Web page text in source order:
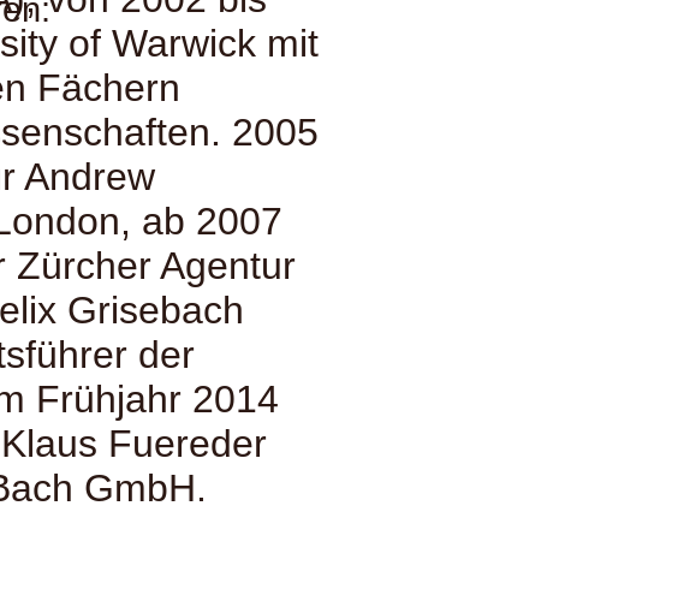
of Warwick mit
Fächern
2005
Andrew
ab 2007
Zürcher Agentur
Grisebach
der
Frühjahr 2014
Fuereder
GmbH.